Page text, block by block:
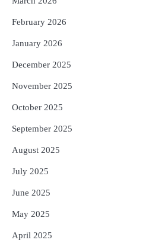
February 2026
January 2026
December 2025
November 2025
October 2025
September 2025
August 2025
July 2025
June 2025
May 2025
April 2025